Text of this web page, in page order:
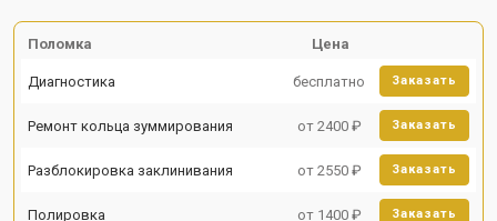
Поломка Цена
Диагностика бесплатно Заказать
Ремонт кольца зуммирования от 2400 ₽ Заказать
Разблокировка заклинивания от 2550 ₽ Заказать
Полировка от 1400 ₽ Заказать